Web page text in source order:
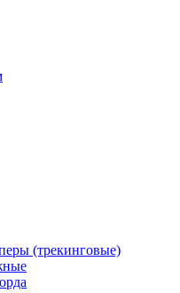
(трекинговые)